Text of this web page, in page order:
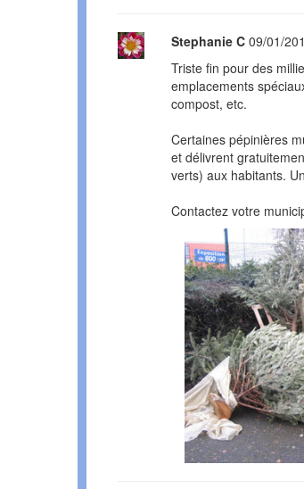
Stephanie C 09/01/
Triste fin pour des
emplacements
compost, etc.
Certaines pépinières
et délivrent
verts) aux habitants.
Contactez votre